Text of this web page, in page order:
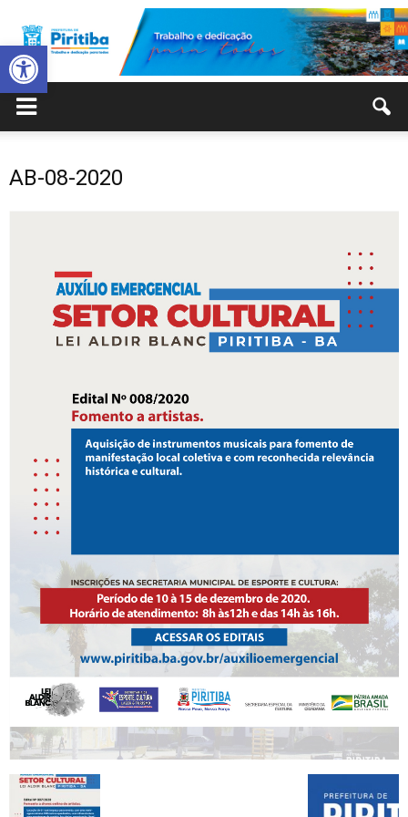
Abrir a barra de ferramentas
AB-08-2020